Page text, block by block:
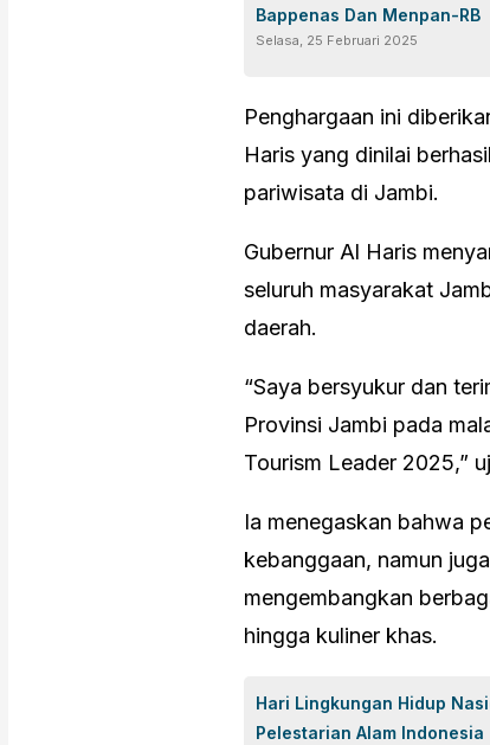
Bappenas Dan Menpan-RB
Selasa, 25 Februari 2025
Penghargaan ini
Haris yang dinilai
pariwisata di Jambi.
Gubernur Al Haris
seluruh masyarakat
daerah.
“Saya bersyukur dan
Provinsi Jambi pada
Tourism Leader 2025,”
Ia menegaskan bahwa
kebanggaan, namun
mengembangkan
hingga kuliner khas.
Hari Lingkungan Hidup
Pelestarian Alam Indonesia